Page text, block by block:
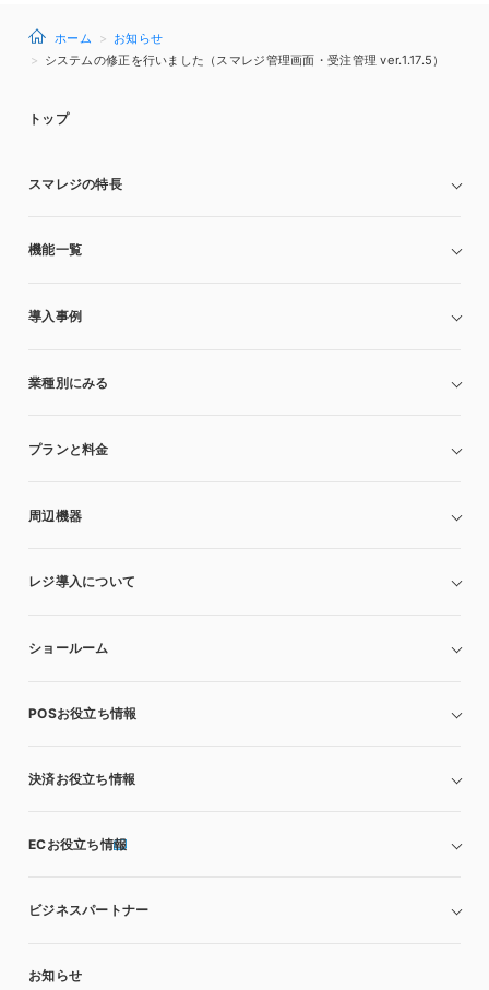
ホーム
お知らせ
システムの修正を行いました（スマレジ管理画面・受注管理 ver.1.17.5）
トップ
スマレジの特長
機能一覧
導入事例
業種別にみる
プランと料金
周辺機器
レジ導入について
ショールーム
POSお役立ち情報
決済お役立ち情報
ECお役立ち情報
ビジネスパートナー
お知らせ